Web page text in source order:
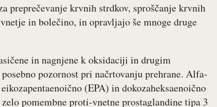
preprečevanje krvnih strdkov, sproščanje krvnih
in bolečino, in opravljajo še mnoge druge
in nagnjene k oksidaciji in drugim
pozornost pri načrtovanju prehrane. Alfa-
(EPA) in dokozaheksaenoično
pomembne proti-vnetne prostaglandine tipa 3